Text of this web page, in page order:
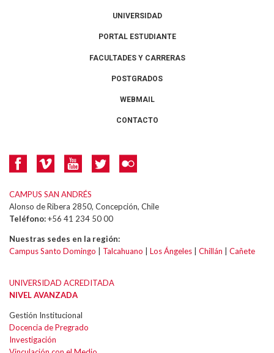
UNIVERSIDAD
PORTAL ESTUDIANTE
FACULTADES Y CARRERAS
POSTGRADOS
WEBMAIL
CONTACTO
CAMPUS SAN ANDRÉS
Alonso de Ribera 2850, Concepción, Chile
Teléfono:+56 41 234 50 00
Nuestras sedes en la región:
Campus Santo Domingo
Talcahuano Los Ángeles Chillán Cañete
UNIVERSIDAD ACREDITADA
NIVEL AVANZADA
Gestión Institucional
Docencia de Pregrado
Investigación